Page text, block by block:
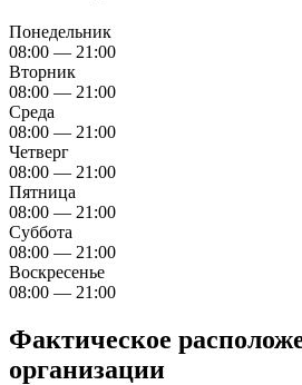
Понедельник
08:00 — 21:00
Вторник
08:00 — 21:00
Среда
08:00 — 21:00
Четверг
08:00 — 21:00
Пятница
08:00 — 21:00
Суббота
08:00 — 21:00
Воскресенье
08:00 — 21:00
Фактическое
организации